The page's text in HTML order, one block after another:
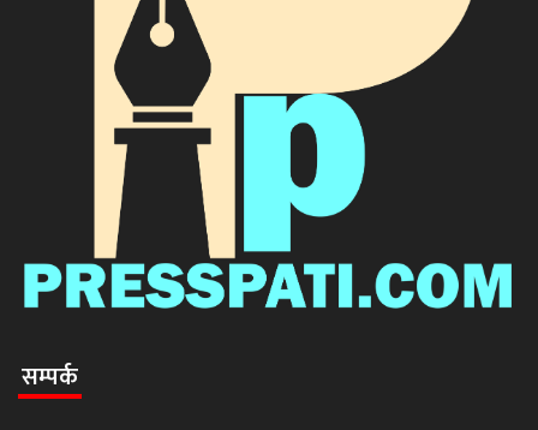
सम्पर्क